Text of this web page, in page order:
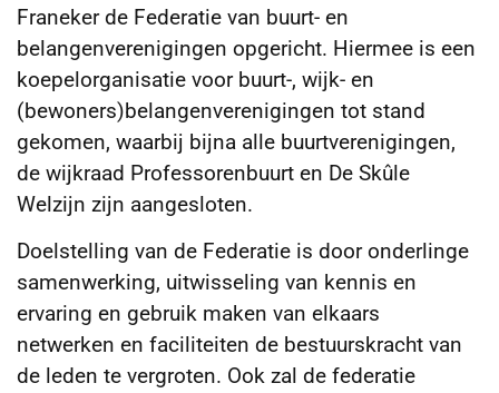
Franeker de Federatie van buurt- en
belangenverenigingen opgericht. Hiermee is een
koepelorganisatie voor buurt-, wijk- en
(bewoners)belangenverenigingen tot stand
gekomen, waarbij bijna alle buurtverenigingen,
de wijkraad Professorenbuurt en De Skûle
Welzijn zijn aangesloten.
Doelstelling van de Federatie is door onderlinge
samenwerking, uitwisseling van kennis en
ervaring en gebruik maken van elkaars
netwerken en faciliteiten de bestuurskracht van
de leden te vergroten. Ook zal de federatie